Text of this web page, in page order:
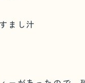
まし汁